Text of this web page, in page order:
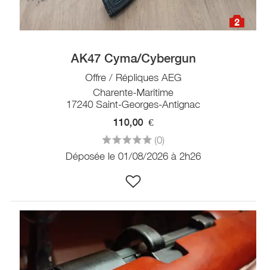
2
AK47 Cyma/Cybergun
Offre / Répliques AEG
Charente-Maritime
17240 Saint-Georges-Antignac
110,00 €
(0)
Déposée le 01/08/2026 à 2h26